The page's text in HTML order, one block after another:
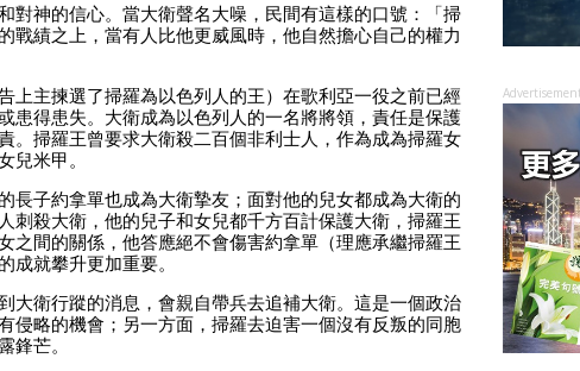
對神的信心。當大衛聲名大噪，民間有這樣的口號：「掃
績之上，當有人比他更威風時，他自然擔心自己的權力
上主揀選了掃羅為以色列人的王）在歌利亞一役之前已經
患得患失。大衛成為以色列人的一名將將領，責任是保護
。掃羅王曾要求大衛殺二百個非利士人，作為成為掃羅女
米甲。
長子約拿單也成為大衛摯友；面對他的兒女都成為大衛的
刺殺大衛，他的兒子和女兒都千方百計保護大衛，掃羅王
之間的關係，他答應絕不會傷害約拿單（理應承繼掃羅王
就攀升更加重要。
大衛行蹤的消息，會親自帶兵去追補大衛。這是一個政治
侵略的機會；另一方面，掃羅去迫害一個沒有反叛的同胞
芒。
Advertisement